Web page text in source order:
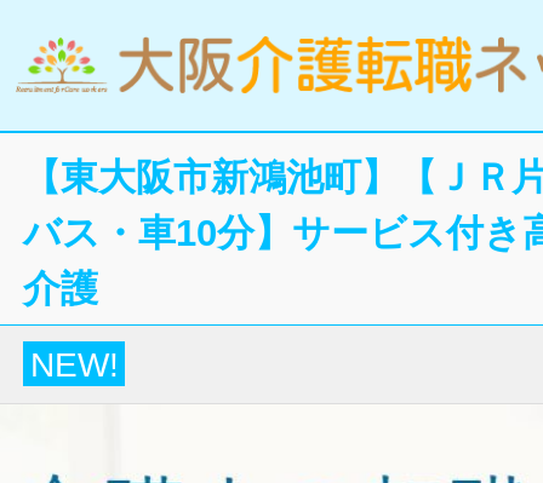
【東大阪市新鴻池町】【ＪＲ
バス・車10分】サービス付
介護
NEW!